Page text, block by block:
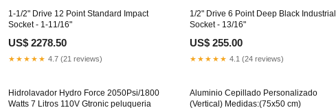
1-1/2" Drive 12 Point Standard Impact
Socket - 1-11/16"
US$ 2278.50
★★★★★ 4.7 (21 reviews)
1/2" Drive 6 Point Deep Black Industrial
Socket - 13/16"
US$ 255.00
★★★★★ 4.1 (24 reviews)
Hidrolavador Hydro Force 2050Psi/1800
Watts 7 Litros 110V Gtronic peluqueria
Aluminio Cepillado Personalizado
(Vertical) Medidas:(75x50 cm)